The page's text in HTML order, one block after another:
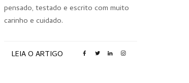
pensado, testado e escrito com muito
carinho e cuidado.
LEIA O ARTIGO